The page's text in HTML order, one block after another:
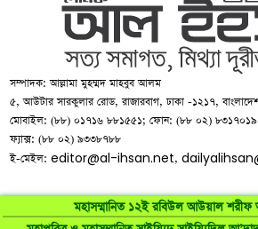
মহাসম্মানিত ১২ই রবিউল আউয়াল
সম্পাদক: আল্লামা মুহম্মদ মাহবুব আলম
৫, আউটার সারকুলার রোড, রাজারবাগ, ঢাকা -১২১৭,
মোবাইল: (৮৮) ০১৭১৬ ৮৮১৫৫১; ফোন: (৮৮ ০২)
ফ্যাক্স: (৮৮ ০২) ৯৩৩৮৭৮৮
ই-মেইল:editor@al-ihsan.net,